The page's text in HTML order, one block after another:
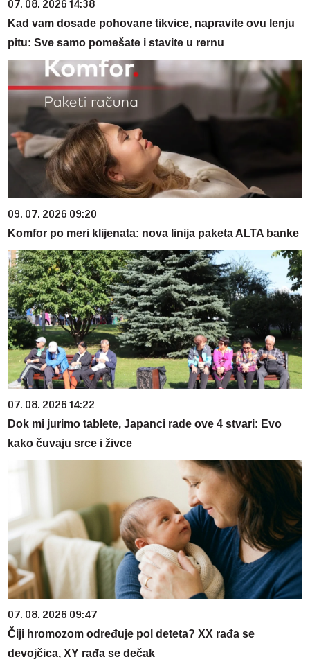
07. 08. 2026 14:38
Kad vam dosade pohovane tikvice, napravite ovu lenju
pitu: Sve samo pomešate i stavite u rernu
09. 07. 2026 09:20
Komfor po meri klijenata: nova linija paketa ALTA banke
07. 08. 2026 14:22
Dok mi jurimo tablete, Japanci rade ove 4 stvari: Evo
kako čuvaju srce i živce
07. 08. 2026 09:47
Čiji hromozom određuje pol deteta? XX rađa se
devojčica, XY rađa se dečak